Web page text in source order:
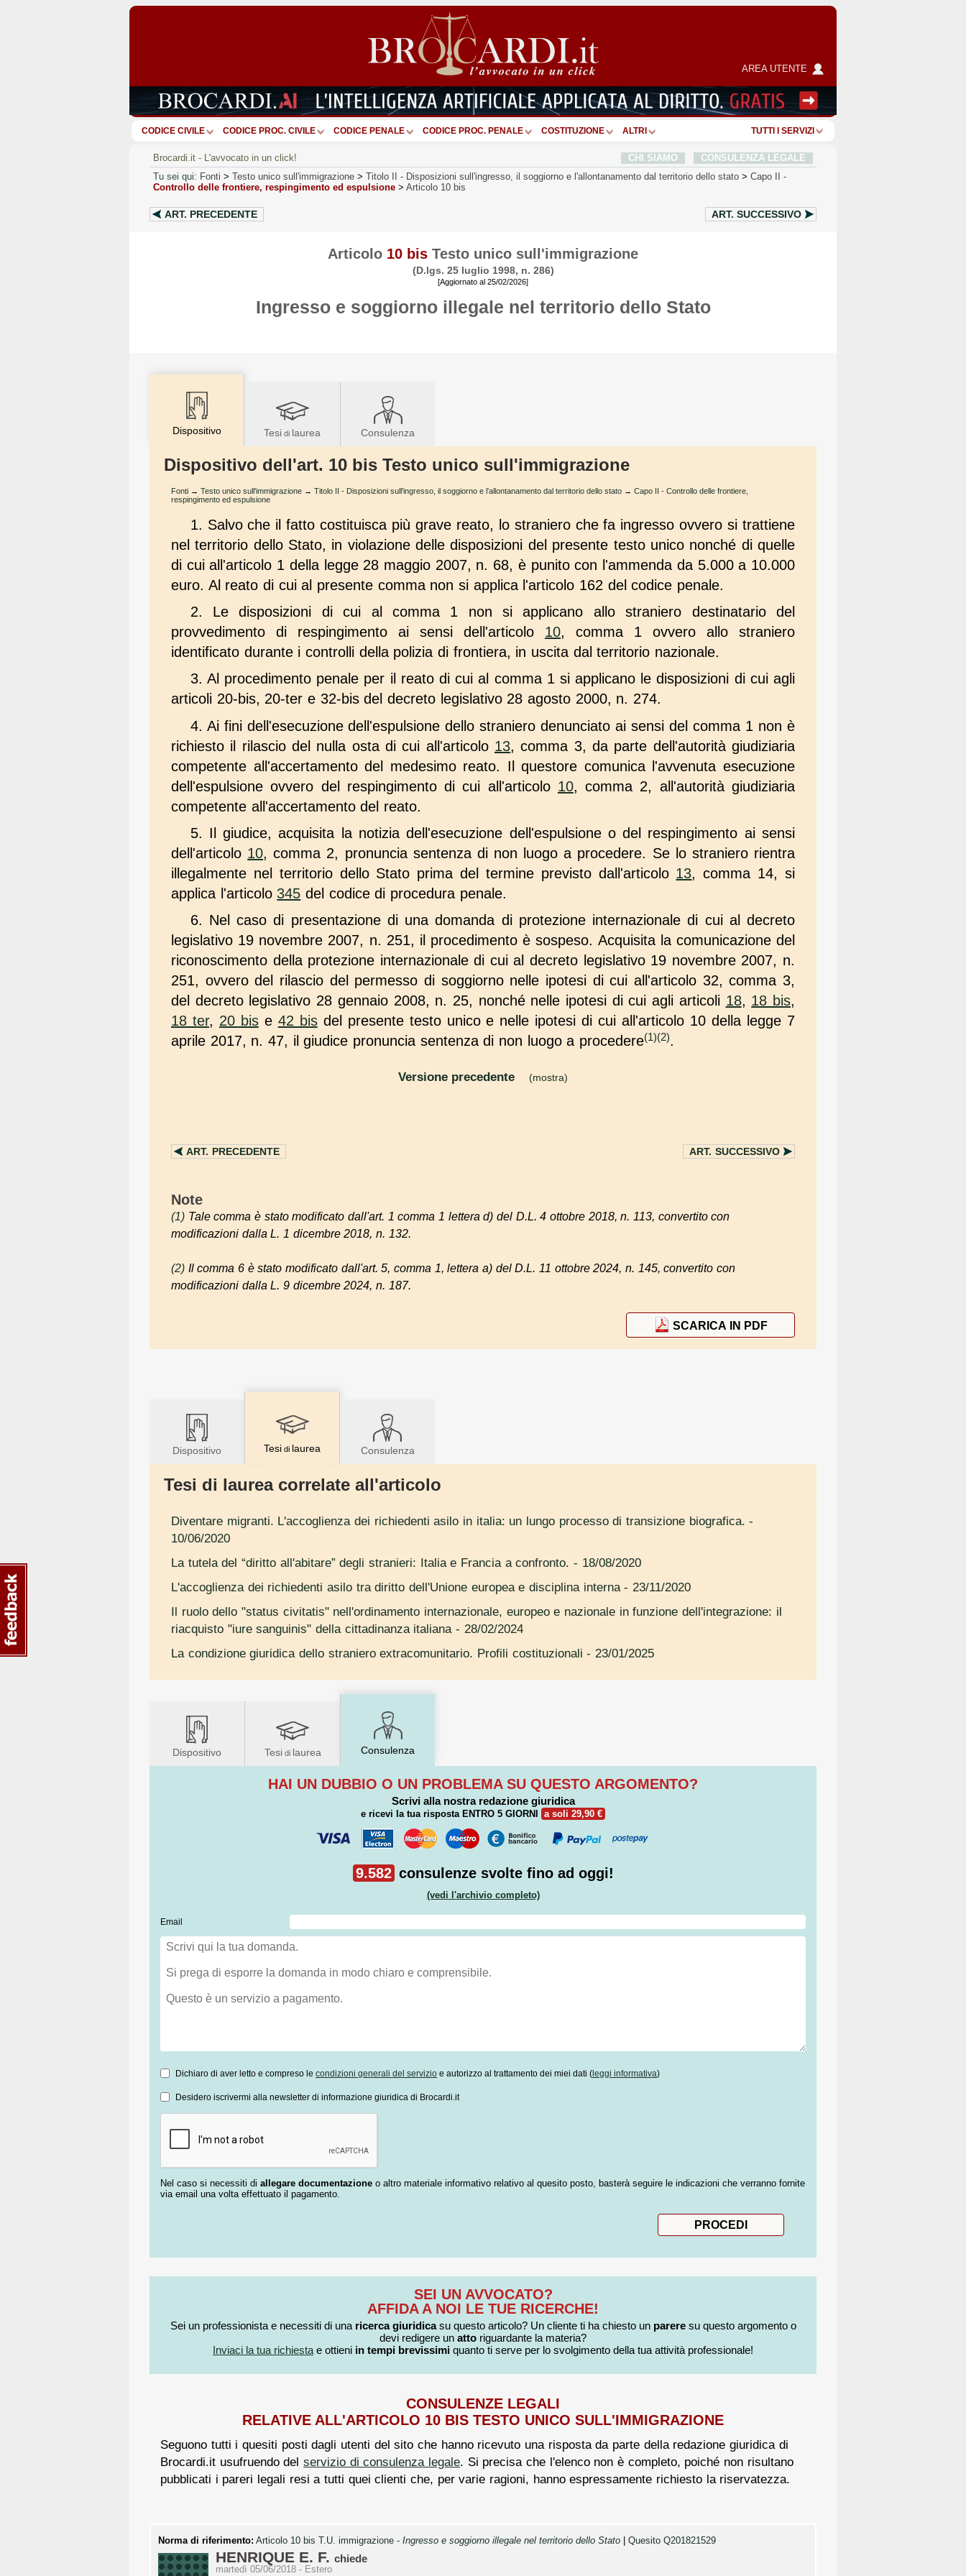
AREA UTENTE
CODICE CIVILE CODICE PROC. CIVILE CODICE PENALE CODICE PROC. PENALE COSTITUZIONE ALTRI TUTTI I SERVIZI
Brocardi.it - L'avvocato in un click! CHI SIAMO
CONSULENZA LEGALE
Tu sei qui: Fonti > Testo unico sull'immigrazione > Titolo II - Disposizioni sull'ingresso, il soggiorno e l'allontanamento dal territorio dello stato > Capo II -
Controllo delle frontiere, respingimento ed espulsione > Articolo 10 bis
ART. PRECEDENTE ART. SUCCESSIVO
Articolo 10 bis Testo unico sull'immigrazione
(D.lgs. 25 luglio 1998, n. 286)
[Aggiornato al 25/02/2026]
Ingresso e soggiorno illegale nel territorio dello Stato
Dispositivo Tesi di laurea Consulenza
Dispositivo dell'art. 10 bis Testo unico sull'immigrazione
Fonti → Testo unico sull'immigrazione → Titolo II - Disposizioni sull'ingresso, il soggiorno e l'allontanamento dal territorio dello stato → Capo II - Controllo delle frontiere,
respingimento ed espulsione
1. Salvo che il fatto costituisca più grave reato, lo straniero che fa ingresso ovvero si trattiene
nel territorio dello Stato, in violazione delle disposizioni del presente testo unico nonché di quelle
di cui all'articolo 1 della legge 28 maggio 2007, n. 68, è punito con l'ammenda da 5.000 a 10.000
euro. Al reato di cui al presente comma non si applica l'articolo 162 del codice penale.
2. Le disposizioni di cui al comma 1 non si applicano allo straniero destinatario del
provvedimento di respingimento ai sensi dell'articolo 10, comma 1 ovvero allo straniero
identificato durante i controlli della polizia di frontiera, in uscita dal territorio nazionale.
3. Al procedimento penale per il reato di cui al comma 1 si applicano le disposizioni di cui agli
articoli 20-bis, 20-ter e 32-bis del decreto legislativo 28 agosto 2000, n. 274.
4. Ai fini dell'esecuzione dell'espulsione dello straniero denunciato ai sensi del comma 1 non è
richiesto il rilascio del nulla osta di cui all'articolo 13, comma 3, da parte dell'autorità giudiziaria
competente all'accertamento del medesimo reato. Il questore comunica l'avvenuta esecuzione
dell'espulsione ovvero del respingimento di cui all'articolo 10, comma 2, all'autorità giudiziaria
competente all'accertamento del reato.
5. Il giudice, acquisita la notizia dell'esecuzione dell'espulsione o del respingimento ai sensi
dell'articolo 10, comma 2, pronuncia sentenza di non luogo a procedere. Se lo straniero rientra
illegalmente nel territorio dello Stato prima del termine previsto dall'articolo 13, comma 14, si
applica l'articolo 345 del codice di procedura penale.
6. Nel caso di presentazione di una domanda di protezione internazionale di cui al decreto
legislativo 19 novembre 2007, n. 251, il procedimento è sospeso. Acquisita la comunicazione del
riconoscimento della protezione internazionale di cui al decreto legislativo 19 novembre 2007, n.
251, ovvero del rilascio del permesso di soggiorno nelle ipotesi di cui all'articolo 32, comma 3,
del decreto legislativo 28 gennaio 2008, n. 25, nonché nelle ipotesi di cui agli articoli 18, 18 bis,
18 ter, 20 bise 42 bisdel presente testo unico e nelle ipotesi di cui all'articolo 10 della legge 7
aprile 2017, n. 47, il giudice pronuncia sentenza di non luogo a procedere(1)(2).
Versione precedente (mostra)
ART. PRECEDENTE ART. SUCCESSIVO
Note
(1) Tale comma è stato modificato dall'art. 1 comma 1 lettera d) del D.L. 4 ottobre 2018, n. 113, convertito con
modificazioni dalla L. 1 dicembre 2018, n. 132.
(2) Il comma 6 è stato modificato dall'art. 5, comma 1, lettera a) del D.L. 11 ottobre 2024, n. 145, convertito con
modificazioni dalla L. 9 dicembre 2024, n. 187.
SCARICA IN PDF
Dispositivo Tesi di laurea Consulenza
Tesi di laurea correlate all'articolo
Diventare migranti. L'accoglienza dei richiedenti asilo in italia: un lungo processo di transizione biografica. -
10/06/2020
La tutela del “diritto all'abitare” degli stranieri: Italia e Francia a confronto. - 18/08/2020
L'accoglienza dei richiedenti asilo tra diritto dell'Unione europea e disciplina interna- 23/11/2020
Il ruolo dello "status civitatis" nell'ordinamento internazionale, europeo e nazionale in funzione dell'integrazione: il
riacquisto "iure sanguinis" della cittadinanza italiana - 28/02/2024
La condizione giuridica dello straniero extracomunitario. Profili costituzionali - 23/01/2025
Dispositivo Tesidi laurea Consulenza
HAI UN DUBBIO O UN PROBLEMA SU QUESTO ARGOMENTO?
Scrivi alla nostra redazione giuridica
e ricevi la tua risposta ENTRO 5 GIORNI a soli 29,90 €
9.582 consulenze svolte fino ad oggi!
(vedi l'archivio completo)
Email
Dichiaro di aver letto e compreso le condizioni generali del servizio e autorizzo al trattamento dei miei dati (leggi informativa)
Desidero iscrivermi alla newsletter di informazione giuridica di Brocardi.it
Nel caso si necessiti di allegare documentazione o altro materiale informativo relativo al quesito posto, basterà seguire le indicazioni che verranno fornite
via email una volta effettuato il pagamento.
SEI UN AVVOCATO?
AFFIDA A NOI LE TUE RICERCHE!
Sei un professionista e necessiti di una ricerca giuridicasu questo articolo? Un cliente ti ha chiesto un pareresu questo argomento o
devi redigere un atto riguardante la materia?
Inviaci la tua richiesta e ottieni in tempi brevissimi quanto ti serve per lo svolgimento della tua attività professionale!
CONSULENZE LEGALI
RELATIVE ALL'ARTICOLO 10 BIS TESTO UNICO SULL'IMMIGRAZIONE
Seguono tutti i quesiti posti dagli utenti del sito che hanno ricevuto una risposta da parte della redazione giuridica di
Brocardi.it usufruendo del servizio di consulenza legale. Si precisa che l'elenco non è completo, poiché non risultano
pubblicati i pareri legali resi a tutti quei clienti che, per varie ragioni, hanno espressamente richiesto la riservatezza.
Norma di riferimento: Articolo 10 bis T.U. immigrazione - Ingresso e soggiorno illegale nel territorio dello Stato Quesito Q201821529
HENRIQUE E. F. chiede
martedì 05/06/2018 - Estero